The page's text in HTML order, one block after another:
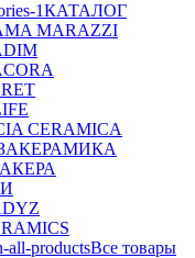
КАТАЛОГ
MARAZZI
CERAMICA
Все товары